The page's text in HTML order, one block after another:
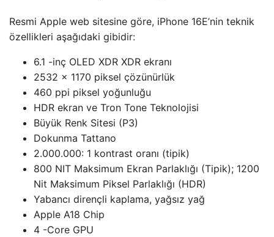
Resmi Apple web sitesine göre, iPhone 16E’nin teknik
özellikleri aşağıdaki gibidir:
6.1 -inç OLED XDR XDR ekranı
2532 x 1170 piksel çözünürlük
460 ppi piksel yoğunluğu
HDR ekran ve Tron Tone Teknolojisi
Büyük Renk Sitesi (P3)
Dokunma Tattano
2.000.000: 1 kontrast oranı (tipik)
800 NIT Maksimum Ekran Parlaklığı (Tipik); 1200
Nit Maksimum Piksel Parlaklığı (HDR)
Yabancı dirençli kaplama, yağsız yağ
Apple A18 Chip
4 -Core GPU